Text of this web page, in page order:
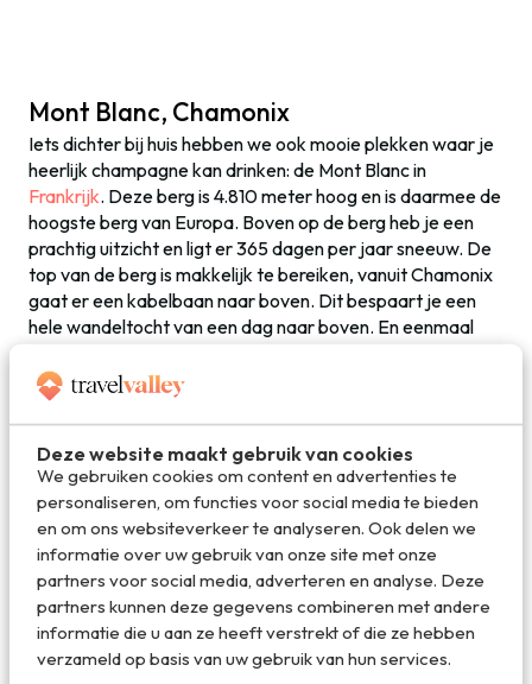
Deze website maakt gebruik van cookies
We gebruiken cookies om content en advertenties te
personaliseren, om functies voor social media te bieden
en om ons websiteverkeer te analyseren. Ook delen we
informatie over uw gebruik van onze site met onze
partners voor social media, adverteren en analyse. Deze
partners kunnen deze gegevens combineren met andere
informatie die u aan ze heeft verstrekt of die ze hebben
verzameld op basis van uw gebruik van hun services.
Mont Blanc, Chamonix
Iets dichter bij huis hebben we ook mooie plekken waar je
heerlijk champagne kan drinken: de Mont Blanc in
Frankrijk. Deze berg is 4.810 meter hoog en is daarmee de
hoogste berg van Europa. Boven op de berg heb je een
prachtig uitzicht en ligt er 365 dagen per jaar sneeuw. De
top van de berg is makkelijk te bereiken, vanuit Chamonix
gaat er een kabelbaan naar boven. Dit bespaart je een
hele wandeltocht van een dag naar boven. En eenmaal
bubbels bijhoort!
Hawaï, Verenigde Staten
Wat is er nou lekkerder dan op een wit strand, relaxend
onder een palmboom, te genieten van een glaasje
bubbels?! Genietend van de omgeving in een subtropisch
klimaat kijk je uit over de azuurblauwe zee.Hawaïis de
meest westelijke staat van de VS en ligt midden in de Stille